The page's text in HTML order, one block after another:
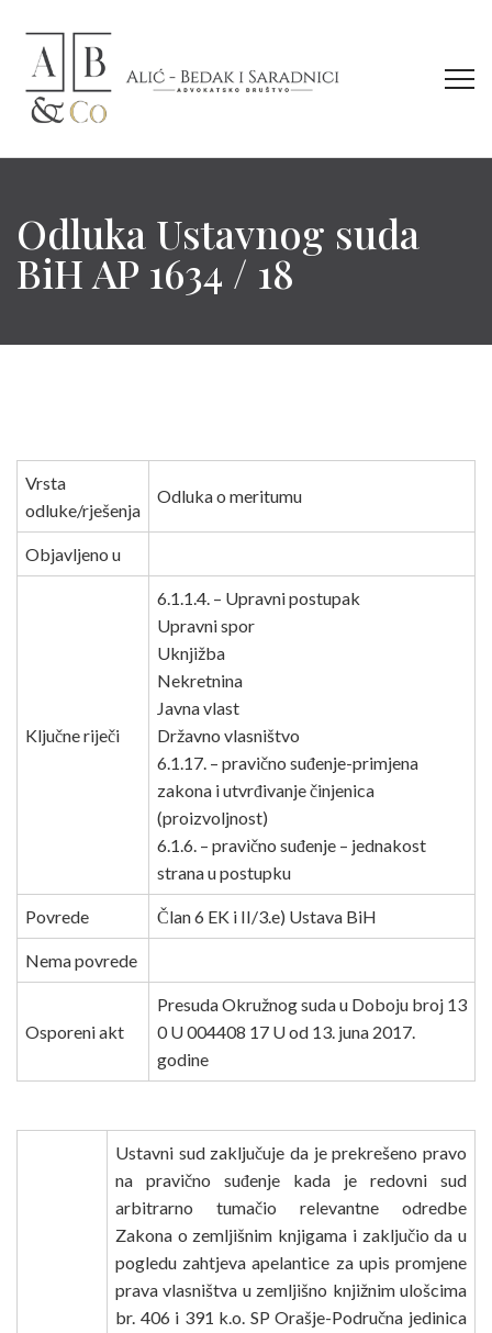
Odluka Ustavnog suda
BiH AP 1634 / 18
Vrsta
odluke/rješenja
Odluka o meritumu
Objavljeno u
Ključne riječi
6.1.1.4. – Upravni postupak
Upravni spor
Uknjižba
Nekretnina
Javna vlast
Državno vlasništvo
6.1.17. – pravično suđenje-primjena
zakona i utvrđivanje činjenica
(proizvoljnost)
6.1.6. – pravično suđenje – jednakost
strana u postupku
Povrede Član 6 EK i II/3.e) Ustava BiH
Nema povrede
Osporeni akt
Presuda Okružnog suda u Doboju broj 13
0 U 004408 17 U od 13. juna 2017.
godine
Ustavni sud zaključuje da je prekrešeno pravo
na pravično suđenje kada je redovni sud
arbitrarno tumačio relevantne odredbe
Zakona o zemljišnim knjigama i zaključio da u
pogledu zahtjeva apelantice za upis promjene
prava vlasništva u zemljišno knjižnim ulošcima
br. 406 i 391 k.o. SP Orašje-Područna jedinica